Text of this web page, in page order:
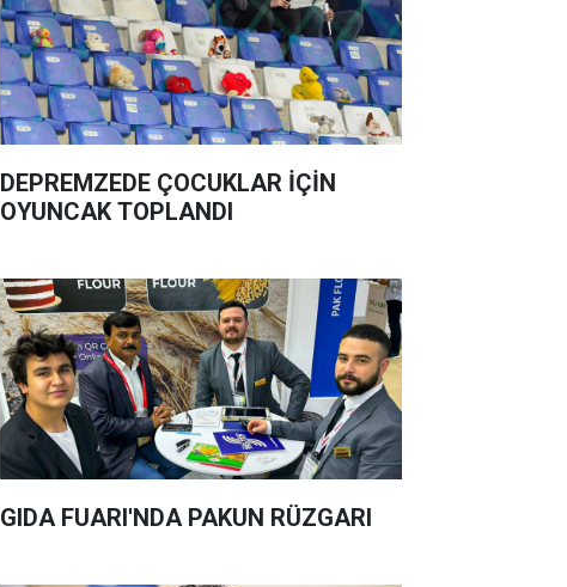
DEPREMZEDE ÇOCUKLAR İÇİN
OYUNCAK TOPLANDI
GIDA FUARI'NDA PAKUN RÜZGARI